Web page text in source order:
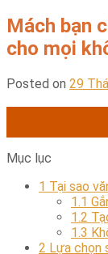
Mách bạn
cho mọi
Posted on 29
Mục lục
1 Tại sao
1.1
1.2
1.3
2 Lựa chọn